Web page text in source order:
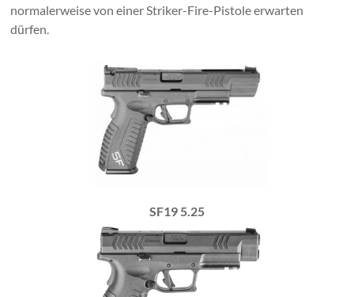
normalerweise von einer Striker-Fire-Pistole erwarten
dürfen.
SF19 5.25